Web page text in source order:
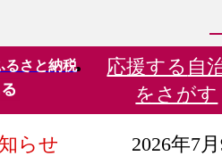
るさと納税 応援する 自
をさがす
らせ 2026年7